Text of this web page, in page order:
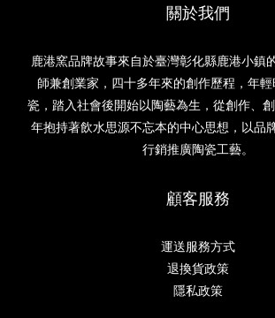
關於我們
鹿港窯品牌故事來自於臺灣彰化縣鹿港小鎮
師兼創業家，四十多年來的創作歷程，年
瓷，踏入社會後開始以陶藝為生，從創作、
年抱持著飲水思源不忘本的中心思想，以品
行銷推廣陶瓷工藝。
顧客服務
運送服務方式
退換貨政策
隱私政策